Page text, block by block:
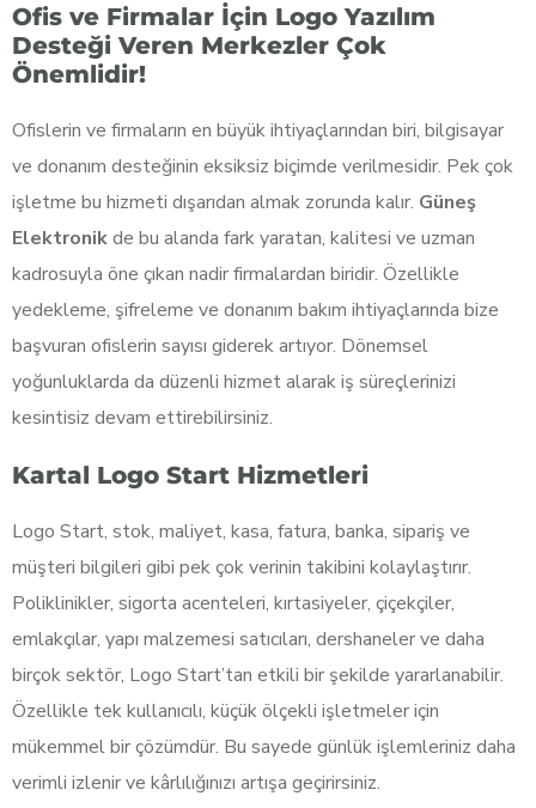
Ofis ve Firmalar İçin Logo Yazılım
Desteği Veren Merkezler Çok
Önemlidir!
Ofislerin ve firmaların en büyük ihtiyaçlarından biri, bilgisayar
ve donanım desteğinin eksiksiz biçimde verilmesidir. Pek çok
işletme bu hizmeti dışarıdan almak zorunda kalır. Güneş
Elektronikde bu alanda fark yaratan, kalitesi ve uzman
kadrosuyla öne çıkan nadir firmalardan biridir. Özellikle
yedekleme, şifreleme ve donanım bakım ihtiyaçlarında bize
başvuran ofislerin sayısı giderek artıyor. Dönemsel
yoğunluklarda da düzenli hizmet alarak iş süreçlerinizi
kesintisiz devam ettirebilirsiniz.
Kartal Logo Start Hizmetleri
Logo Start, stok, maliyet, kasa, fatura, banka, sipariş ve
müşteri bilgileri gibi pek çok verinin takibini kolaylaştırır.
Poliklinikler, sigorta acenteleri, kırtasiyeler, çiçekçiler,
emlakçılar, yapı malzemesi satıcıları, dershaneler ve daha
birçok sektör, Logo Start’tan etkili bir şekilde yararlanabilir.
Özellikle tek kullanıcılı, küçük ölçekli işletmeler için
mükemmel bir çözümdür. Bu sayede günlük işlemleriniz daha
verimli izlenir ve kârlılığınızı artışa geçirirsiniz.